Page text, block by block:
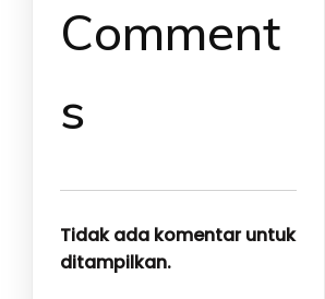
Comment
s
Tidak ada komentar untuk
ditampilkan.